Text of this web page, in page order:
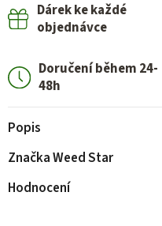
Dárek ke každé
objednávce
Doručení během 24-
48h
Popis
ZnačkaWeed Star
Hodnocení